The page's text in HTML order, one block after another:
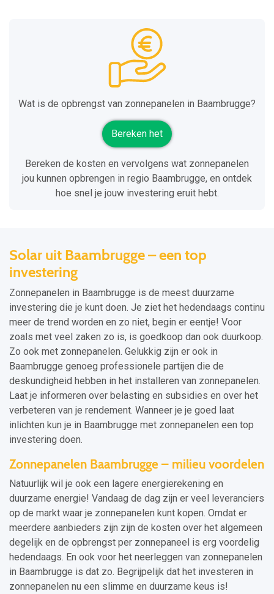
Wat is de opbrengst van zonnepanelen in Baambrugge?
Bereken het
Bereken de kosten en vervolgens wat zonnepanelen
jou kunnen opbrengen in regio Baambrugge, en ontdek
hoe snel je jouw investering eruit hebt.
Solar uit Baambrugge – een top
investering
Zonnepanelen in Baambrugge is de meest duurzame
investering die je kunt doen. Je ziet het hedendaags continu
meer de trend worden en zo niet, begin er eentje! Voor
zoals met veel zaken zo is, is goedkoop dan ook duurkoop.
Zo ook met zonnepanelen. Gelukkig zijn er ook in
Baambrugge genoeg professionele partijen die de
deskundigheid hebben in het installeren van zonnepanelen.
Laat je informeren over belasting en subsidies en over het
verbeteren van je rendement. Wanneer je je goed laat
inlichten kun je in Baambrugge met zonnepanelen een top
investering doen.
Zonnepanelen Baambrugge – milieu voordelen
Natuurlijk wil je ook een lagere energierekening en
duurzame energie! Vandaag de dag zijn er veel leveranciers
op de markt waar je zonnepanelen kunt kopen. Omdat er
meerdere aanbieders zijn zijn de kosten over het algemeen
degelijk en de opbrengst per zonnepaneel is erg voordelig
hedendaags. En ook voor het neerleggen van zonnepanelen
in Baambrugge is dat zo. Begrijpelijk dat het investeren in
zonnepanelen nu een slimme en duurzame keus is!